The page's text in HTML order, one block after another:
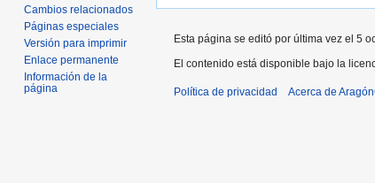
Cambios relacionados
Páginas especiales
Versión para imprimir
Enlace permanente
Información de la
página
Esta página se editó por última vez el 5
El contenido está disponible bajo la
Política de privacidad Acerca de